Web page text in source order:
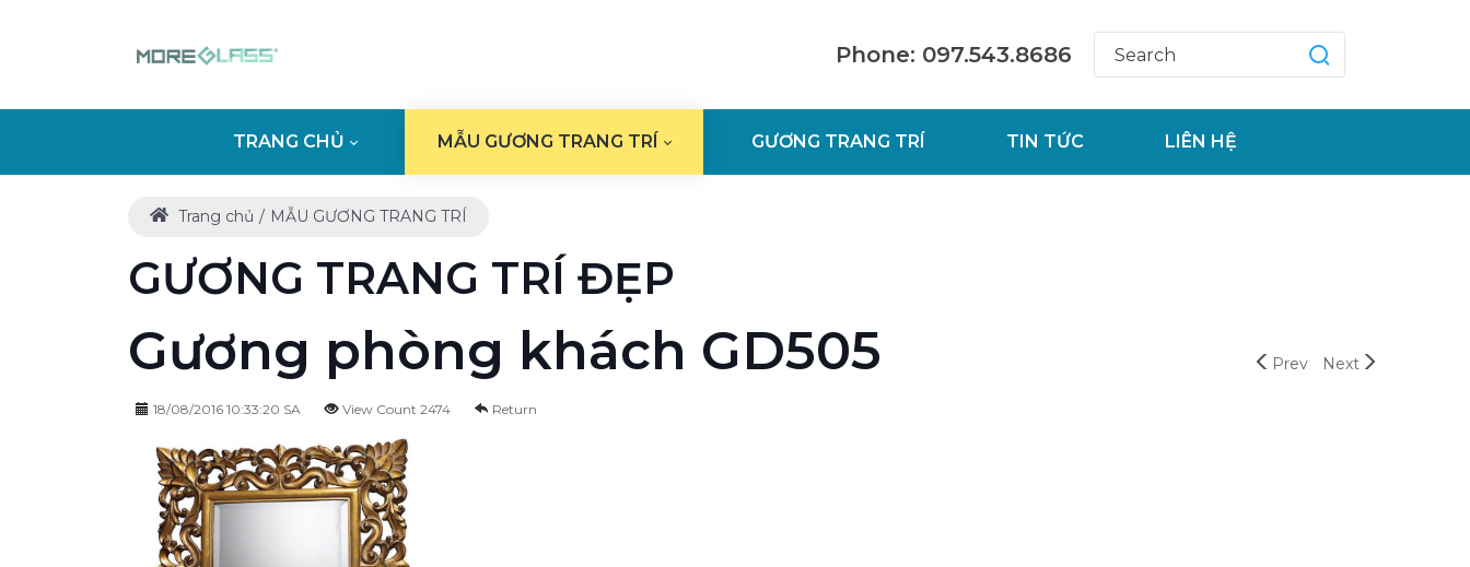
Phone: 097.543.8686
TRANG CHỦ MẪU GƯƠNG TRANG TRÍ GƯƠNG TRANG TRÍ TIN TỨC LIÊN HỆ
Trang chủ MẪU GƯƠNG TRANG TRÍ
GƯƠNG TRANG TRÍ ĐẸP
Prev Next
Gương phòng khách GD505
18/08/2016 10:33:20 SA View Count 2474 Return